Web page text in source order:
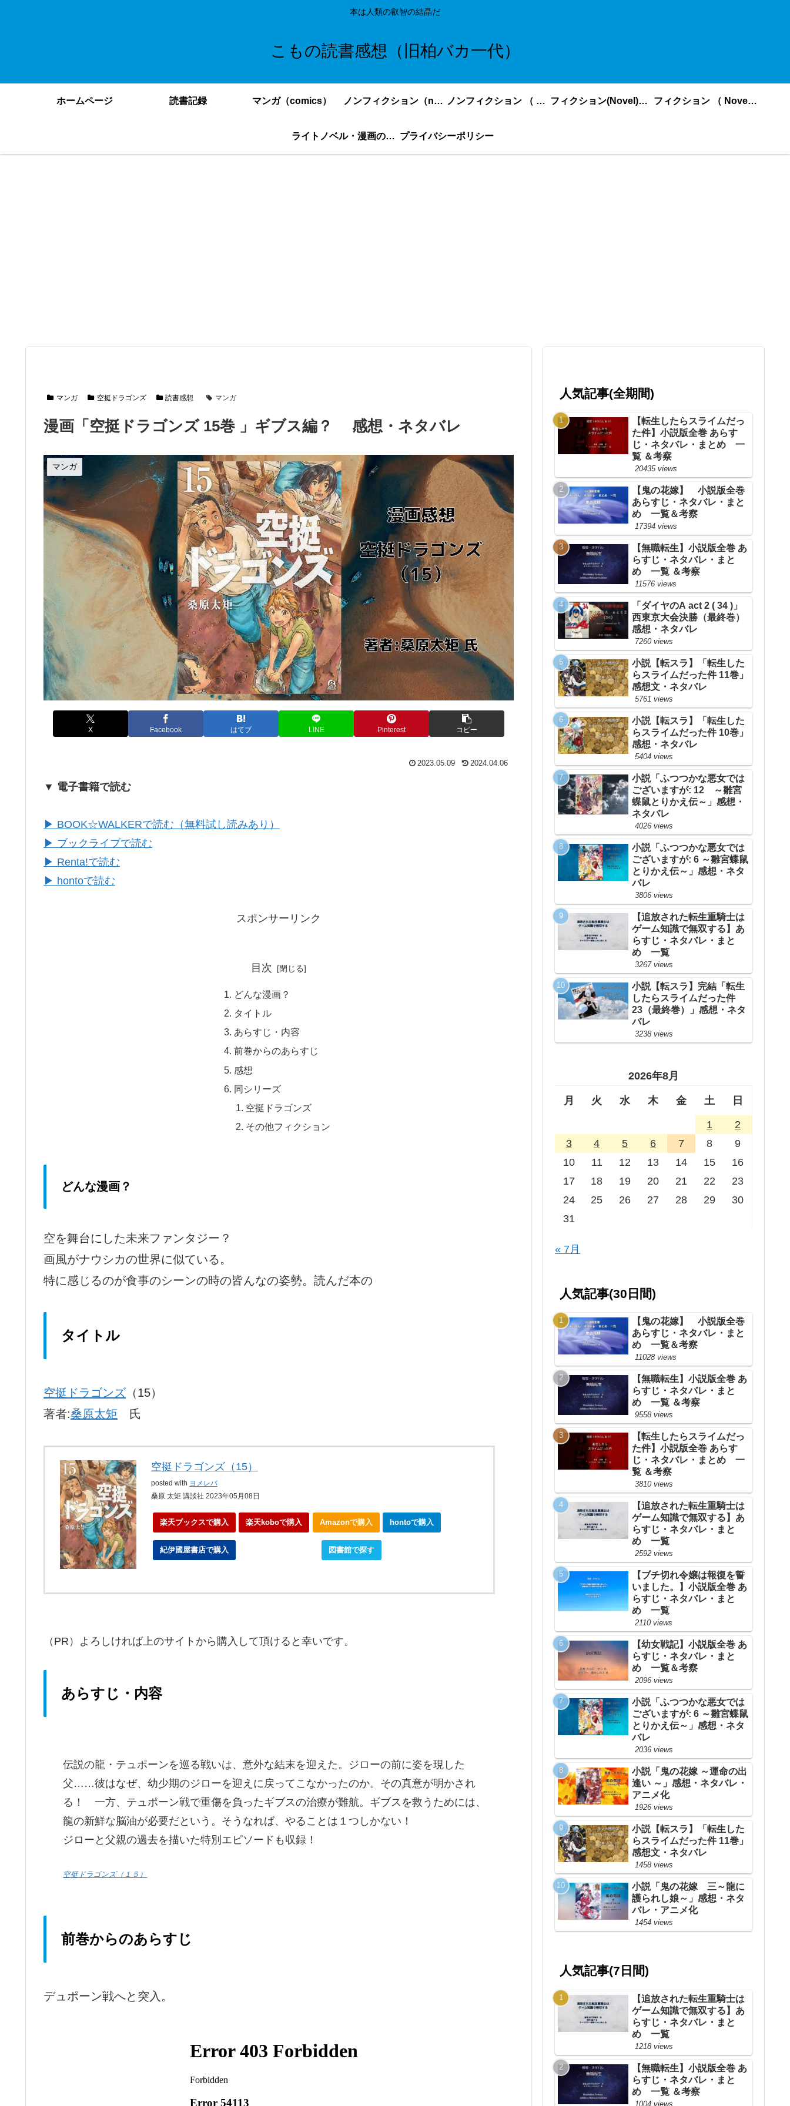
本は人類の叡智の結晶だ
こもの読書感想（旧柏バカ一代）
ホームページ 読書記録 マンガ（comics） ノンフィクション（nonfiction）更新順 ノンフィクション （ nonfiction ） あいうえお順 フィクション(Novel)更新順 フィクション （ Novel ） あいうえお順
ライトノベル・漫画の感想・ネタバレまとめ｜こもの読書感想 プライバシーポリシー
マンガ 空挺ドラゴンズ 読書感想 マンガ
漫画「空挺ドラゴンズ 15巻 」ギブス編？ 感想・ネタバレ
マンガ
X Facebook はてブ LINE Pinterest コピー
2023.05.09 2024.04.06
▼ 電子書籍で読む
▶ BOOK☆WALKERで読む（無料試し読みあり）
▶ ブックライブで読む
▶ Renta!で読む
▶ hontoで読む
スポンサーリンク
目次
どんな漫画？
タイトル
あらすじ・内容
前巻からのあらすじ
感想
同シリーズ
空挺ドラゴンズ
その他フィクション
どんな漫画？
空を舞台にした未来ファンタジー？
画風がナウシカの世界に似ている。
特に感じるのが食事のシーンの時の皆んなの姿勢。読んだ本の
タイトル
空挺ドラゴンズ （15）
著者:桑原太矩 氏
空挺ドラゴンズ（15）
posted with ヨメレバ
桑原 太矩 講談社 2023年05月08日
楽天ブックスで購入 楽天koboで購入 Amazonで購入 hontoで購入
紀伊國屋書店で購入 図書館で探す
（PR）よろしければ上のサイトから購入して頂けると幸いです。
あらすじ・内容
伝説の龍・テュポーンを巡る戦いは、意外な結末を迎えた。ジローの前に姿を現した
父……彼はなぜ、幼少期のジローを迎えに戻ってこなかったのか。その真意が明かされ
る！ 一方、テュポーン戦で重傷を負ったギブスの治療が難航。ギブスを救うためには、
龍の新鮮な脳油が必要だという。そうなれば、やることは１つしかない！
ジローと父親の過去を描いた特別エピソードも収録！
空挺ドラゴンズ（１５）
前巻からのあらすじ
デュポーン戦へと突入。
人気記事(全期間)
【転生したらスライムだっ
た件】小説版全巻 あらす
じ・ネタバレ・まとめ 一
覧 ＆考察
20435 views
【鬼の花嫁】 小説版全巻
あらすじ・ネタバレ・まと
め 一覧＆考察
17394 views
【無職転生】小説版全巻 あ
らすじ・ネタバレ・まと
め 一覧 ＆考察
11576 views
「ダイヤのA act 2 ( 34 )」
西東京大会決勝（最終巻）
感想・ネタバレ
7260 views
小説【転スラ】「転生した
らスライムだった件 11巻」
感想文・ネタバレ
5761 views
小説【転スラ】「転生した
らスライムだった件 10巻」
感想・ネタバレ
5404 views
小説「ふつつかな悪女では
ございますが: 12 ～雛宮
蝶鼠とりかえ伝～」感想・
ネタバレ
4026 views
小説「ふつつかな悪女では
ございますが: 6 ～雛宮蝶鼠
とりかえ伝～」感想・ネタ
バレ
3806 views
【追放された転生重騎士は
ゲーム知識で無双する】あ
らすじ・ネタバレ・まと
め 一覧
3267 views
小説【転スラ】完結「転生
したらスライムだった件
23（最終巻）」感想・ネタ
バレ
3238 views
2026年8月
月 火 水 木 金 土 日
1
2
3
4 5 6 7 8
9
10
11 12 13 14 15
16
17
18 19 20 21 22
23
24
25 26 27 28 29
30
31
« 7月
人気記事(30日間)
【鬼の花嫁】 小説版全巻
あらすじ・ネタバレ・まと
め 一覧＆考察
11028 views
【無職転生】小説版全巻 あ
らすじ・ネタバレ・まと
め 一覧 ＆考察
9558 views
【転生したらスライムだっ
た件】小説版全巻 あらす
じ・ネタバレ・まとめ 一
覧 ＆考察
3810 views
【追放された転生重騎士は
ゲーム知識で無双する】あ
らすじ・ネタバレ・まと
め 一覧
2592 views
【ブチ切れ令嬢は報復を誓
いました。】小説版全巻 あ
らすじ・ネタバレ・まと
め 一覧
2110 views
【幼女戦記】小説版全巻 あ
らすじ・ネタバレ・まと
め 一覧＆考察
2096 views
小説「ふつつかな悪女では
ございますが: 6 ～雛宮蝶鼠
とりかえ伝～」感想・ネタ
バレ
2036 views
小説「鬼の花嫁 ～運命の出
逢い ～」感想・ネタバレ・
アニメ化
1926 views
小説【転スラ】「転生した
らスライムだった件 11巻」
感想文・ネタバレ
1458 views
小説「鬼の花嫁 三～龍に
護られし娘～」感想・ネタ
バレ・アニメ化
1454 views
人気記事(7日間)
【追放された転生重騎士は
ゲーム知識で無双する】あ
らすじ・ネタバレ・まと
め 一覧
1218 views
【無職転生】小説版全巻 あ
らすじ・ネタバレ・まと
め 一覧 ＆考察
1004 views